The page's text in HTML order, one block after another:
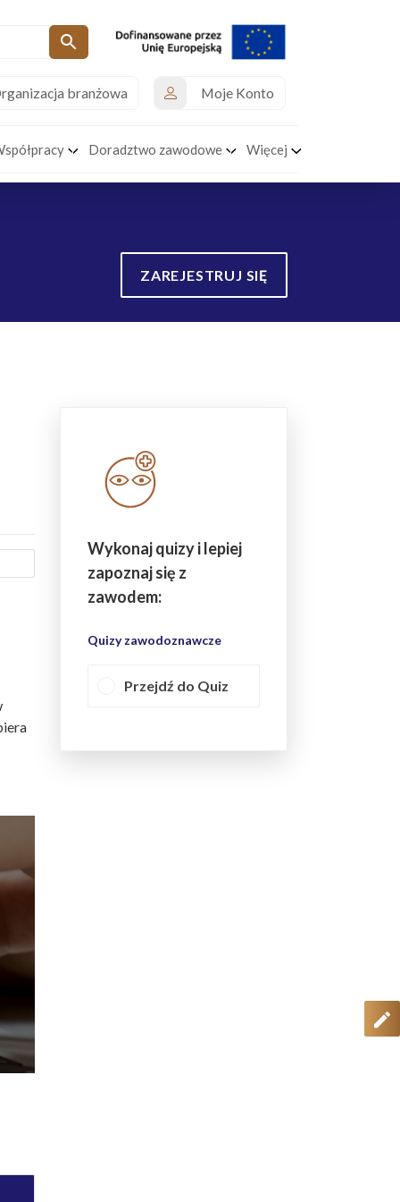
branżowa Moje Konto
Doradztwo zawodowe Więcej
ZAREJESTRUJ SIĘ
Wykonaj quizy i lepiej
zapoznaj się z
zawodem:
Quizy zawodoznawcze
Przejdź do Quiz